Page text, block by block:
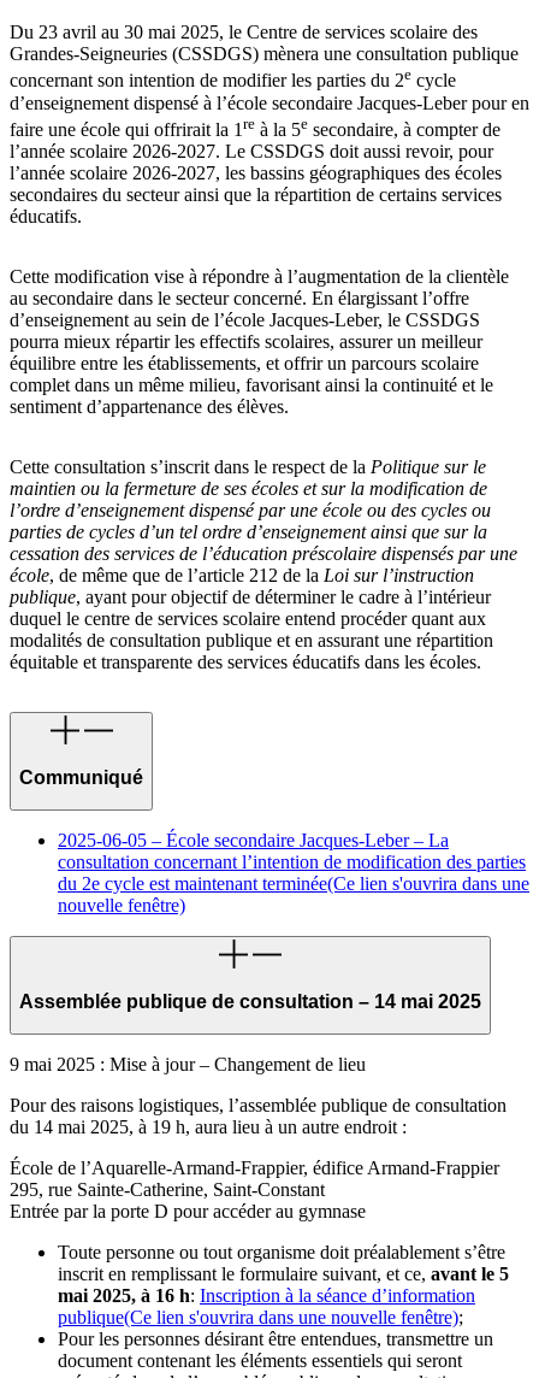
Du 23 avril au 30 mai 2025, le Centre de services scolaire des
Grandes‑Seigneuries (CSSDGS) mènera une consultation publique
concernant son intention de modifier les parties du 2e cycle
d’enseignement dispensé à l’école secondaire Jacques-Leber pour en
faire une école qui offrirait la 1 re à la 5e secondaire, à compter de
l’année scolaire 2026-2027. Le CSSDGS doit aussi revoir, pour
l’année scolaire 2026-2027, les bassins géographiques des écoles
secondaires du secteur ainsi que la répartition de certains services
éducatifs.
Cette modification vise à répondre à l’augmentation de la clientèle
au secondaire dans le secteur concerné. En élargissant l’offre
d’enseignement au sein de l’école Jacques-Leber, le CSSDGS
pourra mieux répartir les effectifs scolaires, assurer un meilleur
équilibre entre les établissements, et offrir un parcours scolaire
complet dans un même milieu, favorisant ainsi la continuité et le
sentiment d’appartenance des élèves.
Cette consultation s’inscrit dans le respect de la Politique sur le
maintien ou la fermeture de ses écoles et sur la modification de
l’ordre d’enseignement dispensé par une école ou des cycles ou
parties de cycles d’un tel ordre d’enseignement ainsi que sur la
cessation des services de l’éducation préscolaire dispensés par une
école, de même que de l’article 212 de la Loi sur l’instruction
publique, ayant pour objectif de déterminer le cadre à l’intérieur
duquel le centre de services scolaire entend procéder quant aux
modalités de consultation publique et en assurant une répartition
équitable et transparente des services éducatifs dans les écoles.
Communiqué
2025-06-05 – École secondaire Jacques-Leber – La
consultation concernant l’intention de modification des parties
du 2e cycle est maintenant terminée(Ce lien s'ouvrira dans une
nouvelle fenêtre)
Assemblée publique de consultation – 14 mai 2025
9 mai 2025 : Mise à jour – Changement de lieu
Pour des raisons logistiques, l’assemblée publique de consultation
du 14 mai 2025, à 19 h, aura lieu à un autre endroit :
École de l’Aquarelle-Armand-Frappier, édifice Armand-Frappier
295, rue Sainte-Catherine, Saint-Constant
Entrée par la porte D pour accéder au gymnase
Toute personne ou tout organisme doit préalablement s’être
inscrit en remplissant le formulaire suivant, et ce, avant le 5
mai 2025, à 16 h: Inscription à la séance d’information
publique(Ce lien s'ouvrira dans une nouvelle fenêtre);
Pour les personnes désirant être entendues, transmettre un
document contenant les éléments essentiels qui seront